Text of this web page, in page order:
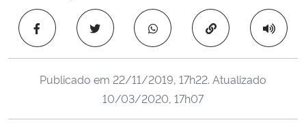
Ministério do Desenvolvimento Regional
Controladoria-Geral da União
Copiar para área
Publicado em 22/11/2019, 17h22. Atualizado
10/03/2020, 17h07